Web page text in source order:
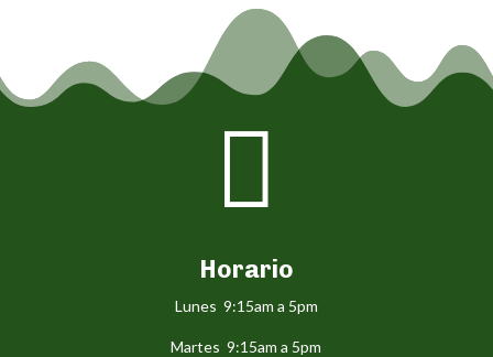

Horario
Lunes 9:15am a 5pm
Martes 9:15am a 5pm